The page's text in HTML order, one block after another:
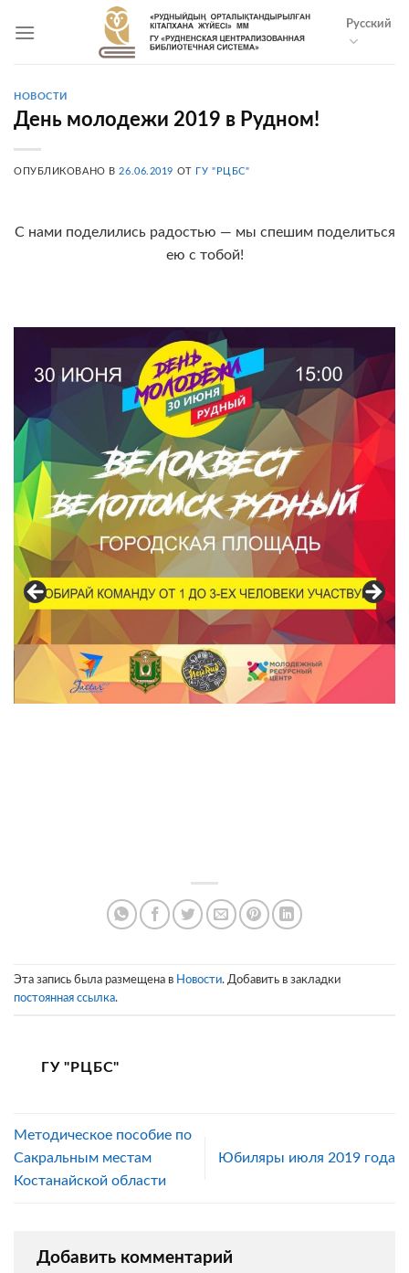
Русский
НОВОСТИ
День молодежи 2019 в Рудном!
ОПУБЛИКОВАНО В26.06.2019 ОТ ГУ "РЦБС"
С нами поделились радостью — мы спешим поделиться
ею с тобой!
Эта запись была размещена в Новости. Добавить в закладки
постоянная ссылка.
ГУ "РЦБС"
Методическое пособие по
Сакральным местам
Костанайской области
Юбиляры июля 2019 года
Добавить комментарий